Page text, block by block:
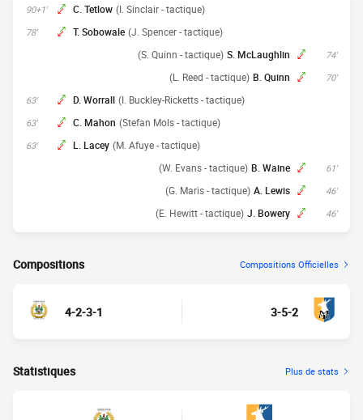
90+1' C. Tetlow (I. Sinclair - tactique)
78' T. Sobowale (J. Spencer - tactique)
74'
S. McLaughlin
(S. Quinn - tactique)
70'
B. Quinn
(L. Reed - tactique)
63' D. Worrall (I. Buckley-Ricketts - tactique)
63' C. Mahon (Stefan Mols - tactique)
63' L. Lacey (M. Afuye - tactique)
61'
B. Waine
(W. Evans - tactique)
46'
A. Lewis
(G. Maris - tactique)
46'
J. Bowery
(E. Hewitt - tactique)
Compositions Compositions Officielles
4-2-3-1 3-5-2
Statistiques Plus de stats